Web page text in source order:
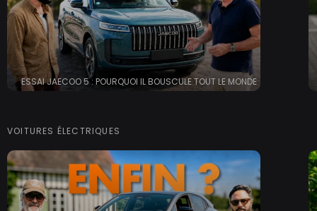
ESSAI JAECOO 5 : POURQUOI IL BOUSCULE TOUT LE MONDE
VOITURES ÉLECTRIQUES